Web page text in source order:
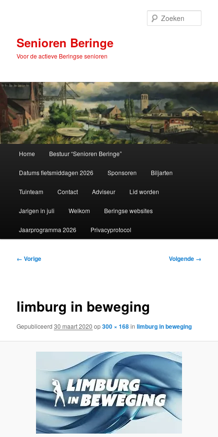
inhoudSenioren Beringe
Voor de actieve Beringse senioren
Home Bestuur “Senioren Beringe”
Datums fietsmiddagen 2026 Sponsoren Biljarten
Tuinteam Contact Adviseur Lid worden
Jarigen in juli Welkom Beringse websites
Jaarprogramma 2026 Privacyprotocol
Afbeeldingsnavigatie
← Vorige Volgende →
limburg in beweging
Gepubliceerd30 maart 2020 op300 × 168inlimburg in beweging